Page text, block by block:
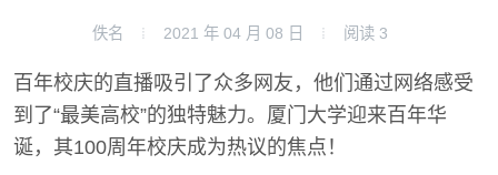
佚名 2021 年 04 月 08 日 阅读 3
百年校庆的直播吸引了众多网友，他们通过网络感受
到了“最美高校”的独特魅力。厦门大学迎来百年华
诞，其100周年校庆成为热议的焦点！